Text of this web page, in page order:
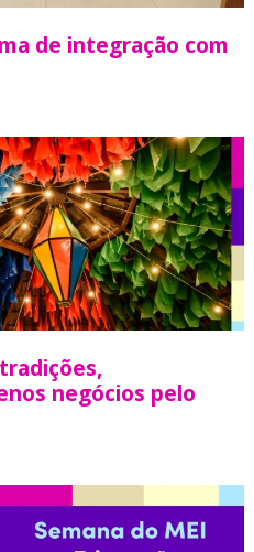
de integração com
negócios pelo